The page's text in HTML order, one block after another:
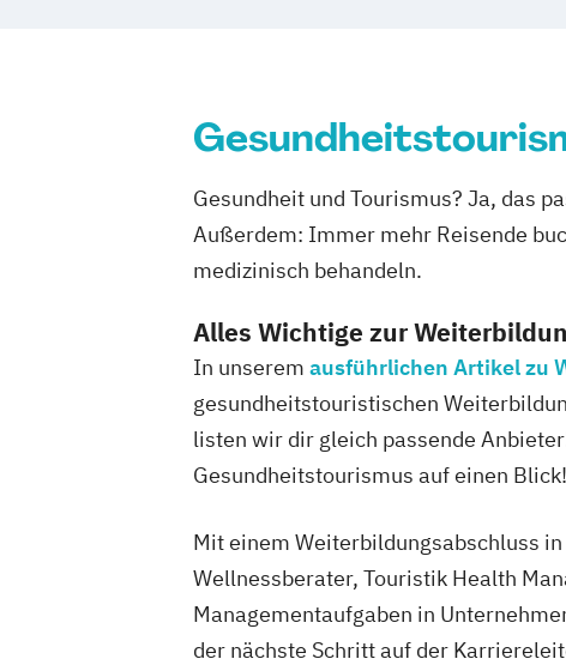
Gesundheit und Tourismus? Ja, das
Außerdem: Immer mehr Reisende
medizinisch behandeln.
Alles Wichtige zur
In unserem ausführlichen Artikel zu
gesundheitstouristischen
listen wir dir gleich passende
Gesundheitstourismus auf einen Blick!
Mit einem Weiterbildungsabschluss
Wellnessberater, Touristik Health
Managementaufgaben in
der nächste Schritt auf der